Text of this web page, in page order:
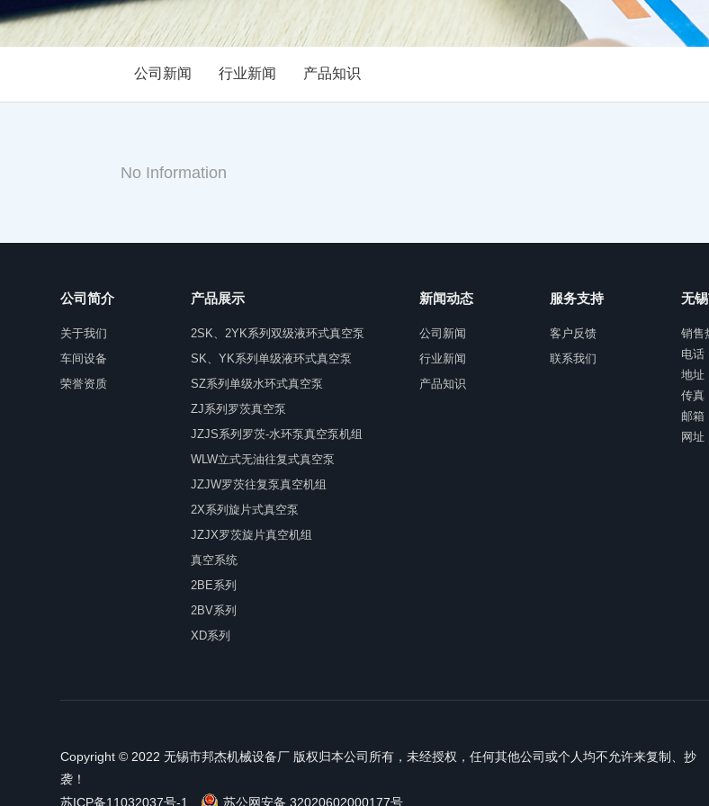
公司新闻 行业新闻 产品知识
No Information
公司简介
关于我们
车间设备
荣誉资质
产品展示
2SK、2YK系列双级液环式真空泵
SK、YK系列单级液环式真空泵
SZ系列单级水环式真空泵
ZJ系列罗茨真空泵
JZJS系列罗茨-水环泵真空泵机组
WLW立式无油往复式真空泵
JZJW罗茨往复泵真空机组
2X系列旋片式真空泵
JZJX罗茨旋片真空机组
真空系统
2BE系列
2BV系列
XD系列
新闻动态
公司新闻
行业新闻
产品知识
服务支持
客户反馈
联系我们
无
销售
电话
地址
传真
邮箱
网址
Copyright © 2022 无锡市邦杰机械设备厂 版权归本公司所有，未经授权，任何其他公司或个人均不允许来复制、抄
袭！
苏ICP备11032037号-1
苏公网安备 32020602000177号